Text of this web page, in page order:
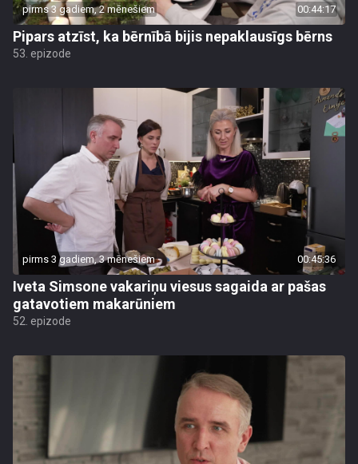
pirms 3 gadiem, 2 mēnešiem 00:44:17
Pipars atzīst, ka bērnībā bijis nepaklausīgs bērns
53. epizode
pirms 3 gadiem, 3 mēnešiem 00:45:36
Iveta Simsone vakariņu viesus sagaida ar pašas
gatavotiem makarūniem
52. epizode